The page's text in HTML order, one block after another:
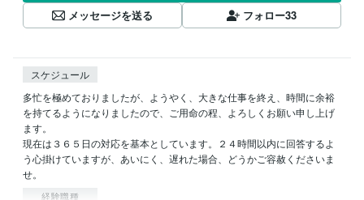
メッセージを送る フォロー33
スケジュール
多忙を極めておりましたが、ようやく、大きな仕事を終え、時間に余裕
を持てるようになりましたので、ご用命の程、よろしくお願い申し上げ
ます。
現在は３６５日の対応を基本としています。２４時間以内に回答するよ
う心掛けていますが、あいにく、遅れた場合、どうかご容赦くださいま
せ。
経験職種